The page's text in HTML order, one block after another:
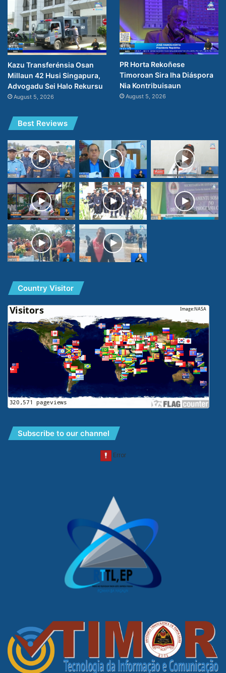
Kazu Transferénsia Osan
Millaun 42 Husi Singapura,
Advogadu Sei Halo Rekursu
August 5, 2026
PR Horta Rekoñese
Timoroan Sira Iha Diáspora
Nia Kontribuisaun
August 5, 2026
Best Reviews
Country Visitor
Subscribe to our channel